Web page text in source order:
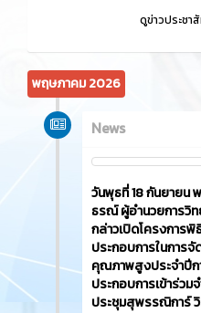
ดูข่าวประชา
พฤษภาคม 2026
News
วันพุธที่ 18 กันยายน
ธรณ์ ผู้อำนวยการวิ
กล่าวเปิดโครงการ
ประกอบการในการ
คุณภาพสูงประจำปีก
ประกอบการเข้าร่ว
ประชุมสุพรรณิการ์